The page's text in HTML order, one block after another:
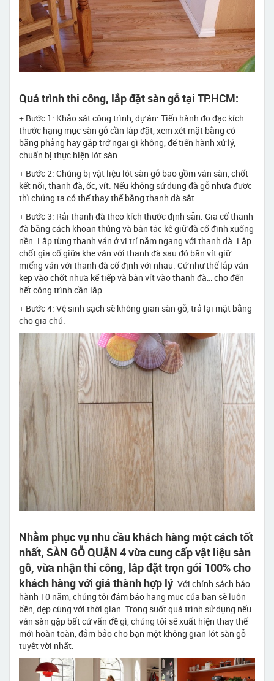
Quá trình thi công, lắp đặt sàn gỗ tại TP.HCM:
+ Bước 1: Khảo sát công trình, dự án: Tiến hành đo đạc kích
thước hạng mục sàn gỗ cần lắp đặt, xem xét mặt bằng có
bằng phẳng hay gặp trở ngại gì không, để tiến hành xử lý,
chuẩn bị thực hiện lót sàn.
+ Bước 2: Chúng bị vật liệu lót sàn gỗ bao gồm ván sàn, chốt
kết nối, thanh đà, ốc, vít. Nếu không sử dụng đà gỗ nhựa được
thì chúng ta có thể thay thế bằng thanh đà sắt.
+ Bước 3: Rải thanh đà theo kích thước định sẵn. Gia cố thanh
đà bằng cách khoan thủng và bắn tắc kê giữ đà cố định xuống
nền. Lắp từng thanh ván ở vị trí nằm ngang với thanh đà. Lắp
chốt gia cố giữa khe ván với thanh đà sau đó bắn vít giữ
miếng ván với thanh đà cố định với nhau. Cứ như thế lắp ván
kẹp vào chốt nhựa kế tiếp và bắn vít vào thanh đà… cho đến
hết công trình cần lắp.
+ Bước 4: Vệ sinh sạch sẽ không gian sàn gỗ, trả lại mặt bằng
cho gia chủ.
Nhằm phục vụ nhu cầu khách hàng một cách tốt
nhất, SÀN GỖ QUẬN 4 vừa cung cấp vật liệu sàn
gỗ, vừa nhận thi công, lắp đặt trọn gói 100% cho
khách hàng với giá thành hợp lý. Với chính sách bảo
hành 10 năm, chúng tôi đảm bảo hạng mục của bạn sẽ luôn
bền, đẹp cùng với thời gian. Trong suốt quá trình sử dụng nếu
ván sàn gặp bất cứ vấn đề gì, chúng tôi sẽ xuất hiện thay thế
mới hoàn toàn, đảm bảo cho bạn một không gian lót sàn gỗ
tuyệt vời nhất.